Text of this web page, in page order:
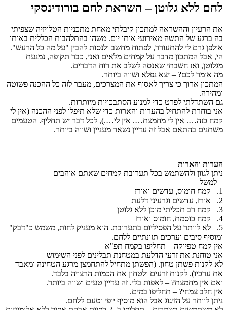
לחם ללא גלוטן – השראת לחם בורודינסקי
את הרעיון וההשראה למתכון קיבלתי מאחת מתכניות הטלויזיה שצפיתי
בה ברגע של התשה מאירועי אותו יום. משהו בהתלהבות הכללית באותו
אולפן גרם לי להתעורר, לפתוח מחשב ולנסות להבין "על מה כל הרעש".
הי, אבל המתכון מדבר על קמחים מלאים ואני, כבר תקופה, נמנעת
מגלוטן, ואז חשבתי שאנסה לשלב את רוח הדברים.
מה אומר לכם? – יצא נפלא ושווה ביותר.
המתכון ארוך כי צריך לאסוף את המצרכים, מעבר לזה כל ההכנה פשוטה
ומהירה.
גם השתדלתי לפרט כדי למנוע הסתבכויות מיותרות.
אני בוחרת להתחיל בהערות והארות כדי שלא תיפלו לפני ההכנה (אין לי
קמח כזה…. אין לי מחמצת…. אין לי….), לכל דבר יש תחליף. הטעמים
משתנים בהתאם אבל זה עדיין נשאר מעניין ושווה ביותר.
הערות והארות
‌ניתן לגוון ולהשתמש בכל תערובת קמחים שאתם אוהבים
‌ למשל –
1. קמח חומוס, עדשים ואורז
‌2. אורז, עדשים וגרעיני דלעת
‌3. קמח רב תכליתי מוכן ללא גלוטן
‌4. קמח כוסמת, חומוס ואורז
‌5. לא לוותר על הפסיליום בתערובת. הוא מעניק לחות, משמש כ"דבק"
ומוסיף סיבים וערכים תזונתיים ללחם.
אין קמח טפיוקה – תחליפו בקמח תפ"א
אני טוחנת את זרעי הדלעת במטחנת תבלינים לפני השימוש
לא לקנות פשתן טחון. (הפשתן מתחיל להתחמצן מרגע הטחינה ומאבד
את ערכיו). לקנות זרעים ולטחון את הכמות הרצויה בלבד.
ואם אין מחמצת? – לאפות בלי. זה עדיין טעים ושווה ביותר.
אין חלב צמחי? – תחליפו במים.
ניתן לוותר על הזיגוג אבל הוא מוסיף יופי וטעם ללחם.